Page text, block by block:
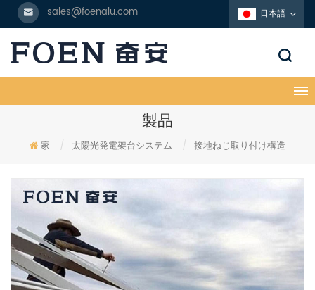
sales@foenalu.com 日本語
製品
家 / 太陽光発電架台システム / 接地ねじ取り付け構造